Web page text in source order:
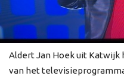
Aldert Jan Hoek uit Katwijk
van het